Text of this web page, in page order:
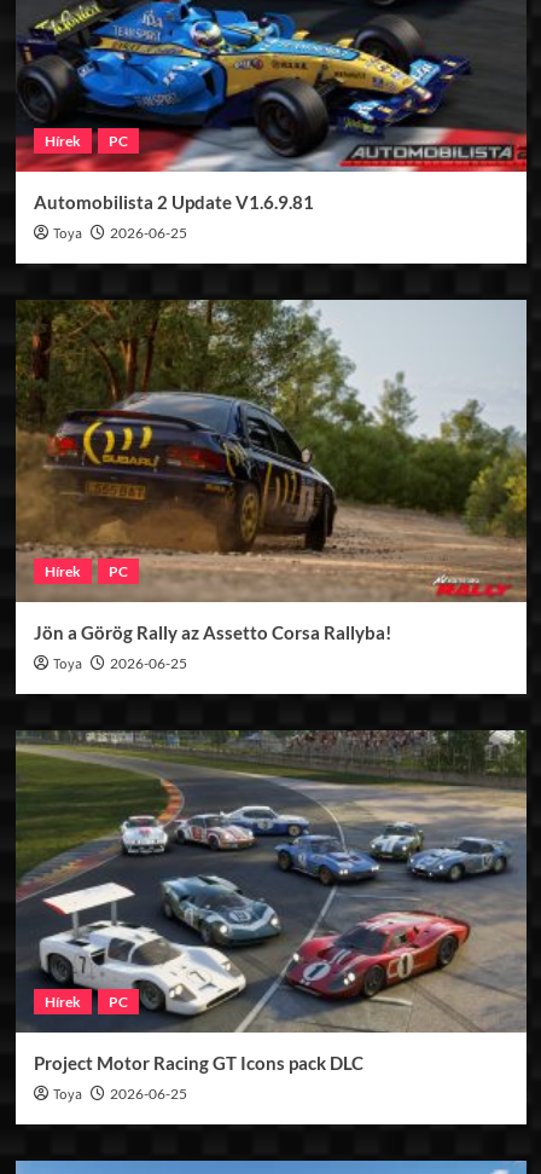
Hírek PC
Automobilista 2 Update V1.6.9.81
Toya 2026-06-25
Hírek PC
Jön a Görög Rally az Assetto Corsa Rallyba!
Toya 2026-06-25
Hírek PC
Project Motor Racing GT Icons pack DLC
Toya 2026-06-25